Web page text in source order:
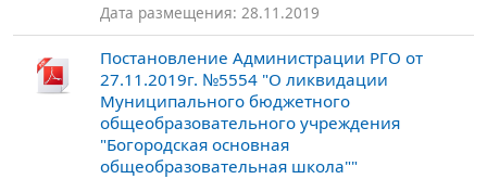
Дата размещения: 28.11.2019
Постановление Администрации РГО от
27.11.2019г. №5554 "О ликвидации
Муниципального бюджетного
общеобразовательного учреждения
"Богородская основная
общеобразовательная школа""